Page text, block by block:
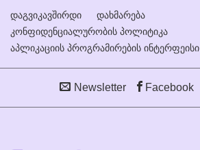
დაგვიკავშირდი
დახმარება
კონფიდენციალურობის პოლიტიკა
აპლიკაციის პროგრამირების ინტერფეისი
Newsletter Facebook